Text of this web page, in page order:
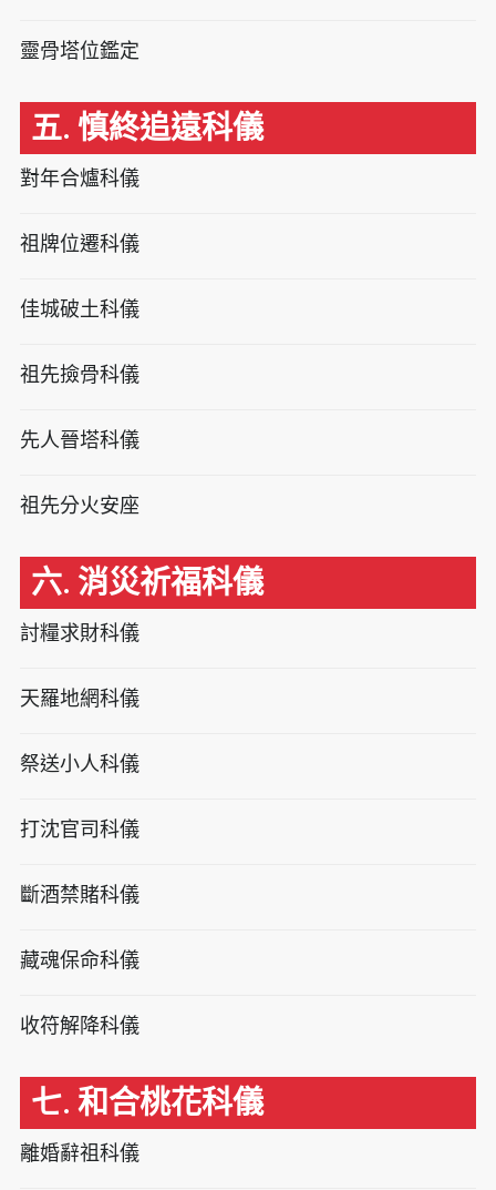
靈骨塔位鑑定
五. 慎終追遠科儀
對年合爐科儀
祖牌位遷科儀
佳城破土科儀
祖先撿骨科儀
先人晉塔科儀
祖先分火安座
六. 消災祈福科儀
討糧求財科儀
天羅地網科儀
祭送小人科儀
打沈官司科儀
斷酒禁賭科儀
藏魂保命科儀
收符解降科儀
七. 和合桃花科儀
離婚辭祖科儀